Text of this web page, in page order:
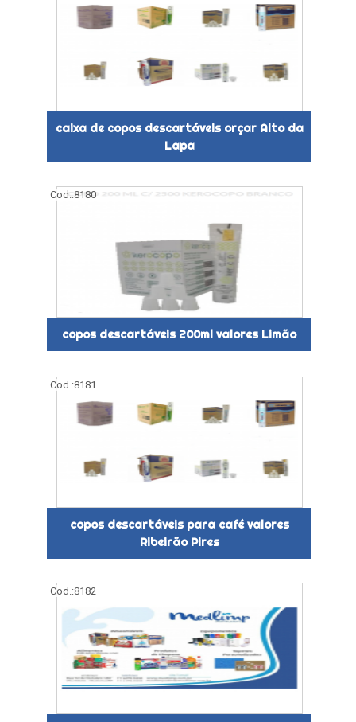
caixa de copos descartáveis orçar Alto da
Lapa
Cod.:8180
copos descartáveis 200ml valores Limão
Cod.:8181
copos descartáveis para café valores
Ribeirão Pires
Cod.:8182